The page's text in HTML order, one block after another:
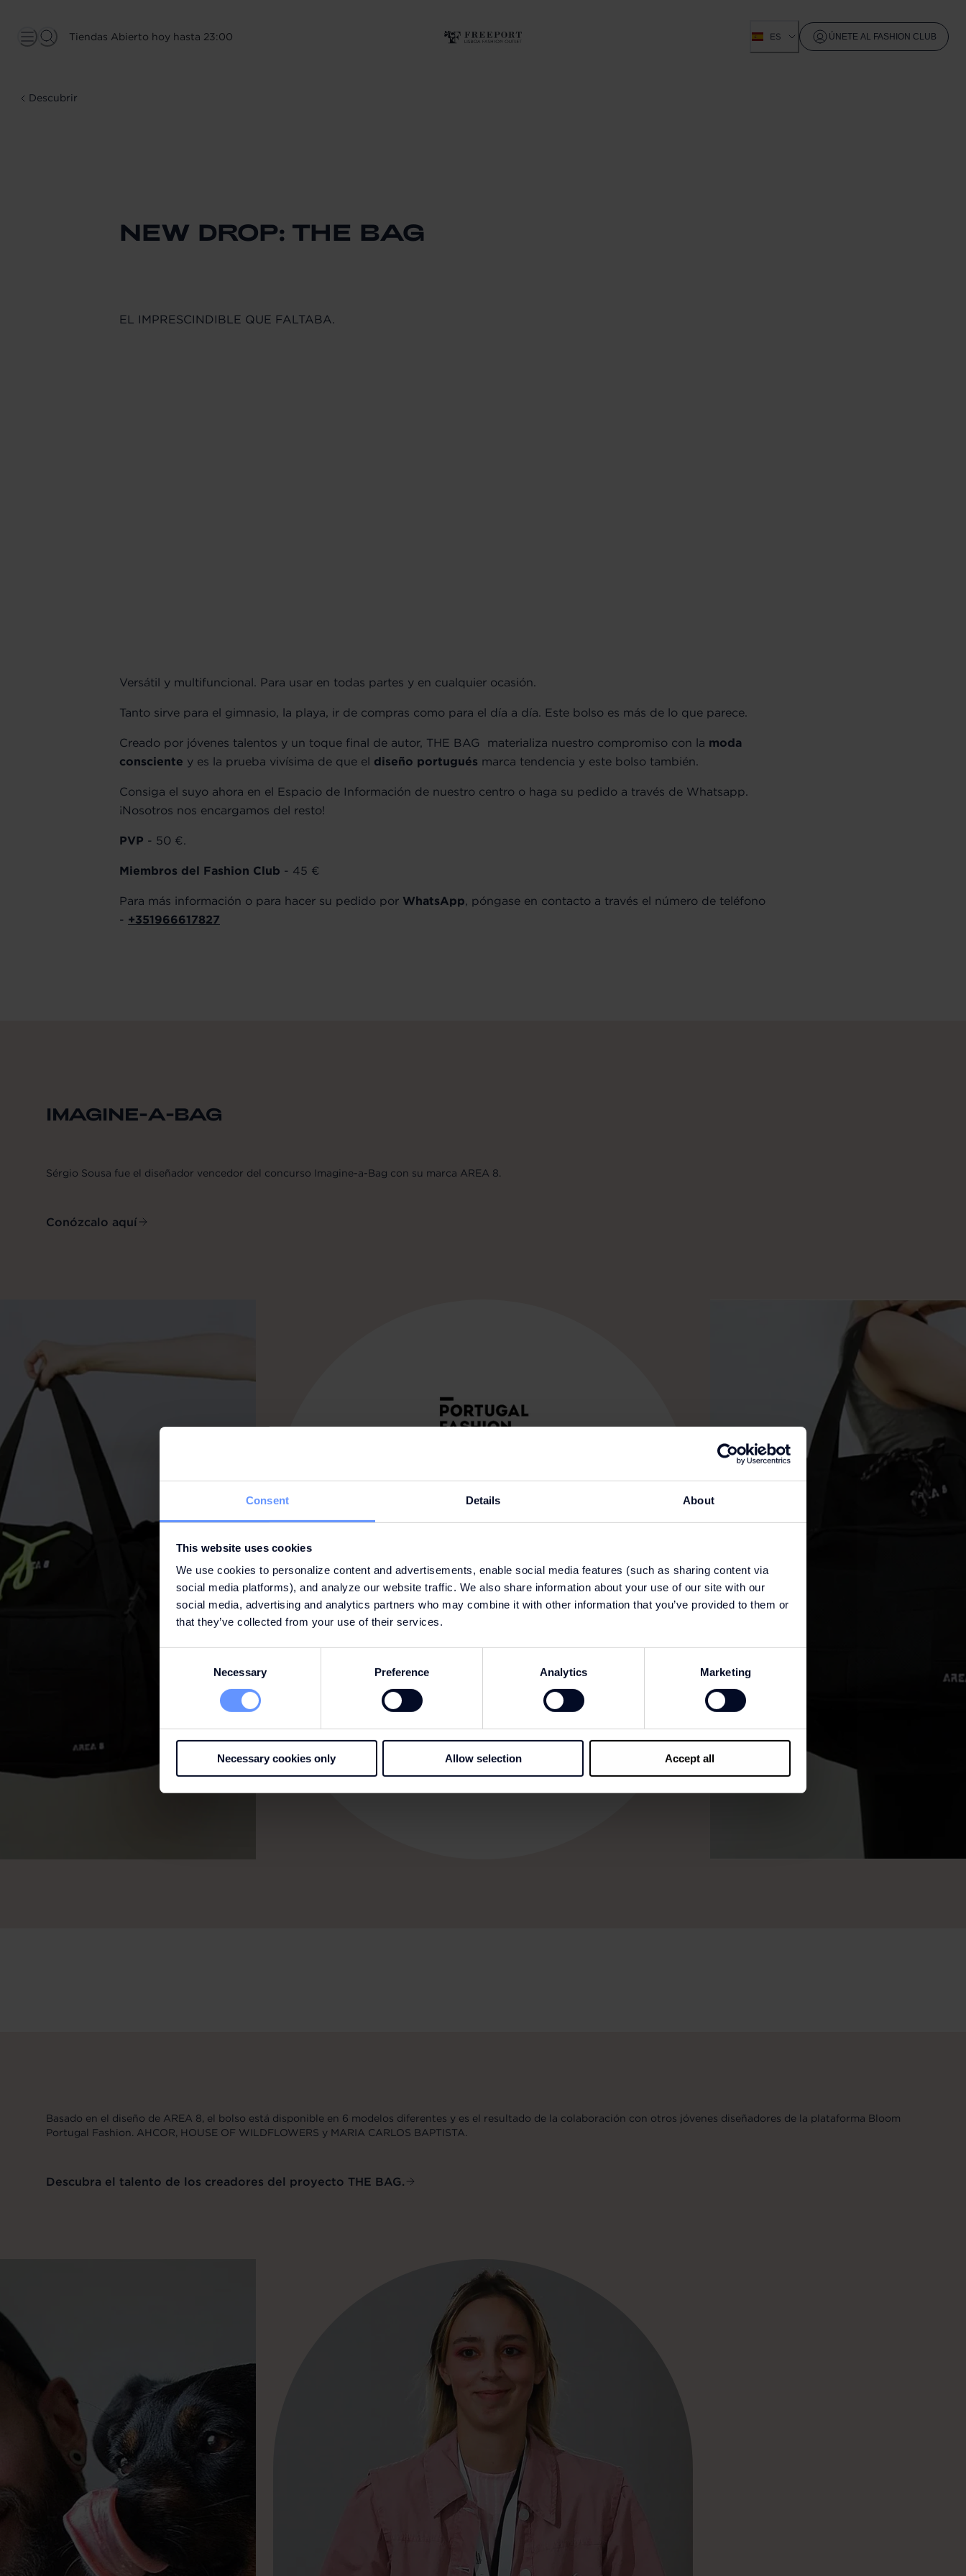
Consent Details About
This website uses cookies
We use cookies to personalize content and advertisements, enable social media features (such as sharing content via
social media platforms), and analyze our website traffic. We also share information about your use of our site with our
social media, advertising and analytics partners who may combine it with other information that you’ve provided to them or
that they’ve collected from your use of their services.
Necessary Preference Analytics Marketing
Necessary cookies only Allow selection Accept all
Tiendas Abierto hoy hasta 23:00 ES ÚNETE AL FASHION CLUB
Descubrir
NEW DROP: THE BAG
EL IMPRESCINDIBLE QUE FALTABA.
Versátil y multifuncional. Para usar en todas partes y en cualquier ocasión.
Tanto sirve para el gimnasio, la playa, ir de compras como para el día a día. Este bolso es más de lo que parece.
Creado por jóvenes talentos y un toque final de autor, THE BAG materializa nuestro compromiso con la moda
consciente y es la prueba vivísima de que el diseño portugués marca tendencia y este bolso también.
Consiga el suyo ahora en el Espacio de Información de nuestro centro o haga su pedido a través de Whatsapp.
¡Nosotros nos encargamos del resto!
PVP - 50 €.
Miembros del Fashion Club - 45 €
Para más información o para hacer su pedido por WhatsApp, póngase en contacto a través el número de teléfono
- +351966617827
IMAGINE-A-BAG
Sérgio Sousa fue el diseñador vencedor del concurso Imagine-a-Bag con su marca AREA 8.
Conózcalo aquí
Basado en el diseño de AREA 8, el bolso está disponible en 6 modelos diferentes y es el resultado de la colaboración con otros jóvenes diseñadores de la plataforma Bloom
Portugal Fashion. AHCOR, HOUSE OF WILDFLOWERS y MARIA CARLOS BAPTISTA.
Descubra el talento de los creadores del proyecto THE BAG.